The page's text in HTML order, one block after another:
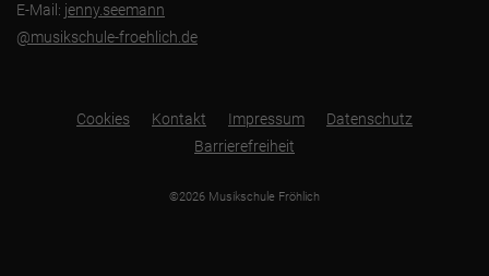
E-Mail: jenny.seemann
@musikschule-froehlich.de
Cookies Kontakt Impressum
Datenschutz
Barrierefreiheit
©2026 Musikschule Fröhlich